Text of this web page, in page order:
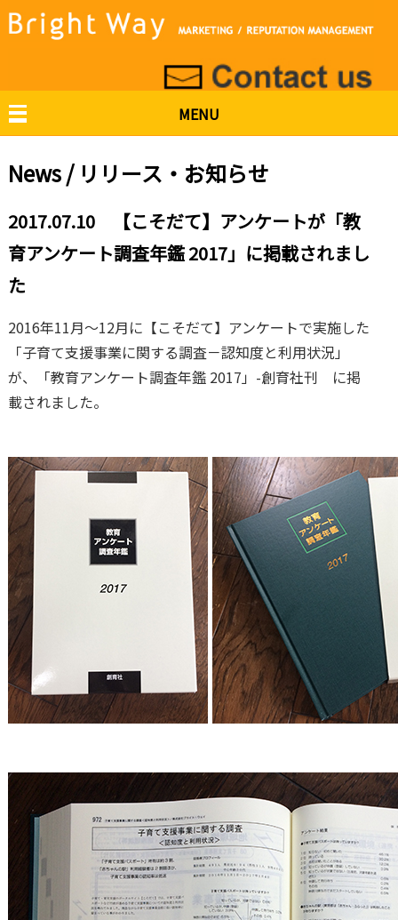
MENU
News / リリース・お知らせ
2017.07.10 【こそだて】アンケートが「教
育アンケート調査年鑑 2017」に掲載されまし
た
2016年11月～12月に【こそだて】アンケートで実施した
「子育て支援事業に関する調査－認知度と利用状況」
が、「教育アンケート調査年鑑 2017」-創育社刊 に掲
載されました。